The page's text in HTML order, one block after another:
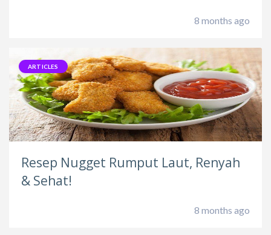
8 months ago
ARTICLES
Resep Nugget Rumput Laut, Renyah
& Sehat!
8 months ago